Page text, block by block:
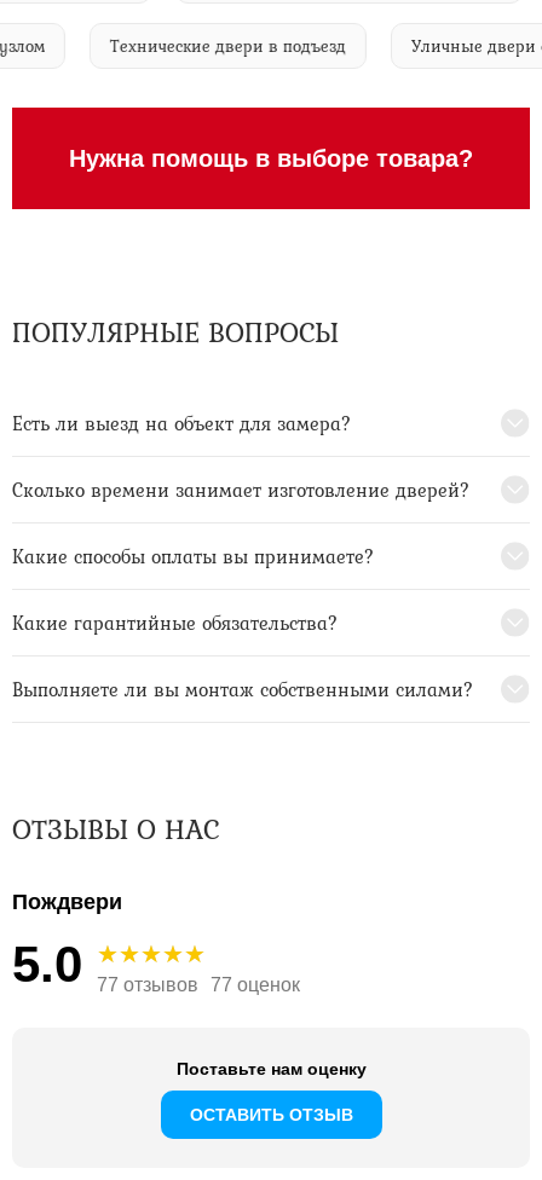
узлом Технические двери в подъезд Уличные
Нужна помощь в выборе товара?
ПОПУЛЯРНЫЕ ВОПРОСЫ
Есть ли выезд на объект для замера?
Сколько времени занимает изготовление дверей?
Какие способы оплаты вы принимаете?
Какие гарантийные обязательства?
Выполняете ли вы монтаж собственными силами?
ОТЗЫВЫ О НАС
Пождвери
5.0 77 отзывов 77 оценок
Поставьте нам оценку
ОСТАВИТЬ ОТЗЫВ